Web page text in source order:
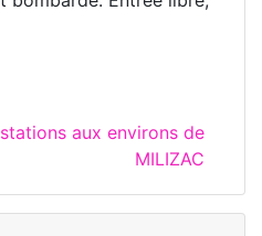
aux environs de
MILIZAC